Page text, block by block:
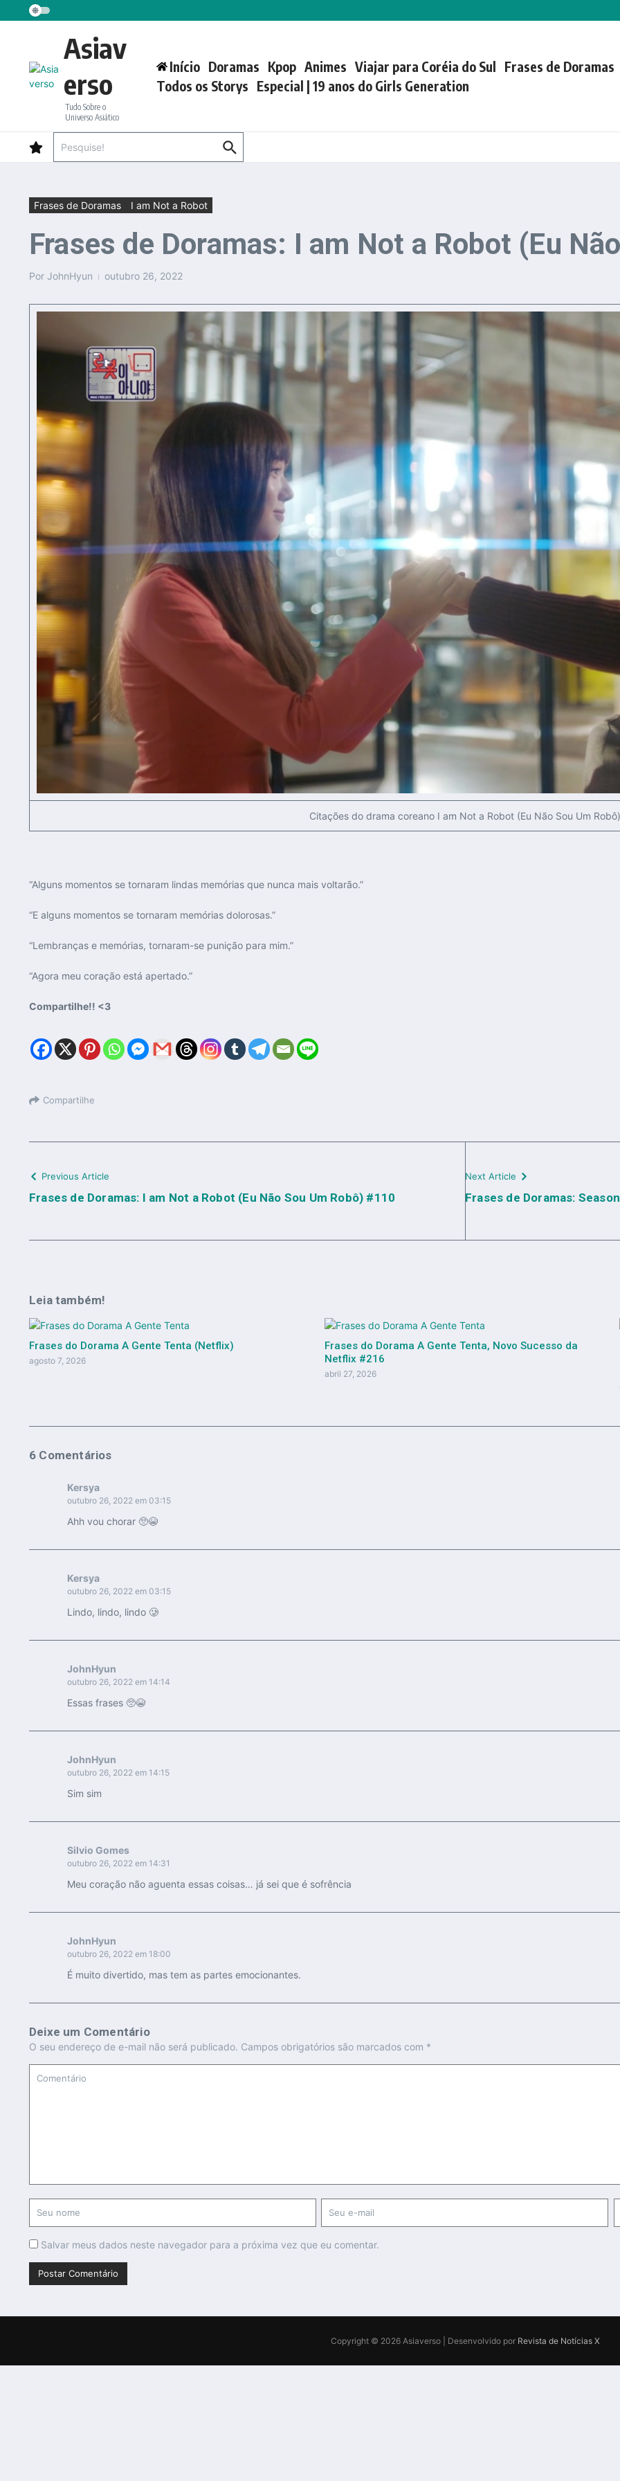
Ir para o conteúdo
Asiav
erso
Tudo Sobre o
Universo Asiático
Início Doramas Kpop Animes Viajar para Coréia do Sul Frases de Doramas
Todos os Storys Especial | 19 anos do Girls Generation
Frases de Doramas I am Not a Robot
Frases de Doramas: I am Not a Robot (Eu
Por JohnHyun outubro 26, 2022
Citações do drama coreano I am Not a Robot (Eu Não Sou Um Robô)
“Alguns momentos se tornaram lindas memórias que nunca mais voltarão.”
“E alguns momentos se tornaram memórias dolorosas.”
“Lembranças e memórias, tornaram-se punição para mim.”
“Agora meu coração está apertado.”
Compartilhe!! <3
Compartilhe
Previous Article
Frases de Doramas: I am Not a Robot (Eu Não Sou Um Robô) #110
Next Article
Frases de Doramas:
Leia também!
Frases do Dorama A Gente Tenta (Netflix)
agosto 7, 2026
Frases do Dorama A Gente Tenta, Novo Sucesso da
Netflix #216
abril 27, 2026
6 Comentários
Kersya
outubro 26, 2022 em 03:15
Ahh vou chorar 🥺😭
Kersya
outubro 26, 2022 em 03:15
Lindo, lindo, lindo 🥲
JohnHyun
outubro 26, 2022 em 14:14
Essas frases 🥺😭
JohnHyun
outubro 26, 2022 em 14:15
Sim sim
Silvio Gomes
outubro 26, 2022 em 14:31
Meu coração não aguenta essas coisas… já sei que é sofrência
JohnHyun
outubro 26, 2022 em 18:00
É muito divertido, mas tem as partes emocionantes.
Deixe um Comentário
O seu endereço de e-mail não será publicado. Campos obrigatórios são marcados com *
Salvar meus dados neste navegador para a próxima vez que eu comentar.
Copyright © 2026 Asiaverso | Desenvolvido por Revista de Notícias X